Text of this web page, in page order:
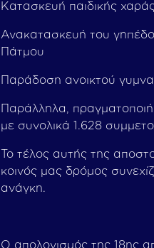
Κατασκευή παιδικής
Ανακατασκευή του
Πάτμου
Παράδοση ανοικτού
Παράλληλα,
με συνολικά 1.628
Το τέλος αυτής της
κοινός μας δρόμος
ανάγκη.
Ο απολογισμός της 18ης